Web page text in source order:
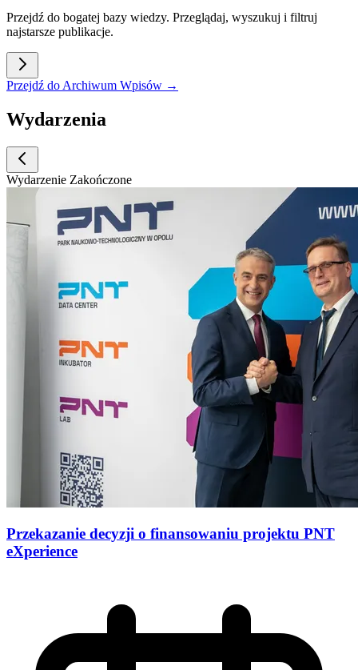
Przejdź do bogatej bazy wiedzy. Przeglądaj, wyszukuj i filtruj
najstarsze publikacje.
Przejdź do Archiwum Wpisów →
Wydarzenia
Wydarzenie Zakończone
Przekazanie decyzji o finansowaniu projektu PNT
eXperience